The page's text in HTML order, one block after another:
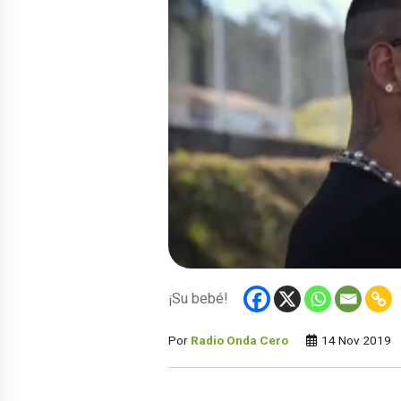
¡Su bebé!
Por Radio Onda Cero 14 Nov 2019